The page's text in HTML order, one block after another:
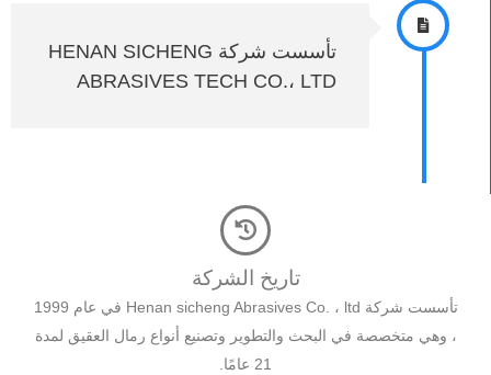
تأسست شركة HENAN SICHENG
ABRASIVES TECH CO.، LTD
تاريخ الشركة
تأسست شركة Henan sicheng Abrasives Co. ، ltd في عام 1999
، وهي متخصصة في البحث والتطوير وتصنيع أنواع رمال العقيق لمدة
21 عامًا.